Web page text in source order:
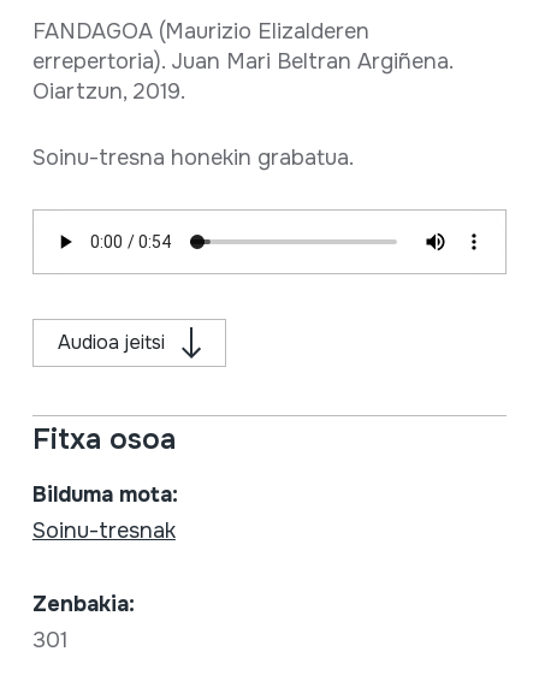
FANDAGOA (Maurizio Elizalderen
errepertoria). Juan Mari Beltran Argiñena.
Oiartzun, 2019.
Soinu-tresna honekin grabatua.
Audioa jeitsi
Fitxa osoa
Bilduma mota:
Soinu-tresnak
Zenbakia:
301